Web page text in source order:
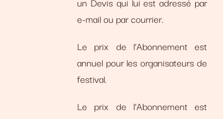
e-mail ou par courrier.
Le prix de l’Abonnement est
annuel pour les organisateurs de
festival.
Le prix de l’Abonnement est